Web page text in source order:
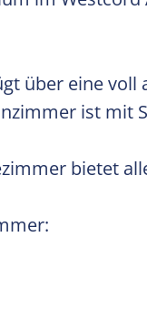
über eine
ist mit
bietet